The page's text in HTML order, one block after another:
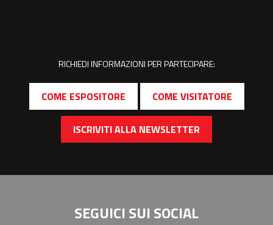
RICHIEDI INFORMAZIONI PER PARTECIPARE:
COME ESPOSITORE COME VISITATORE
ISCRIVITI ALLA NEWSLETTER
SEGUICI SUISOCIAL